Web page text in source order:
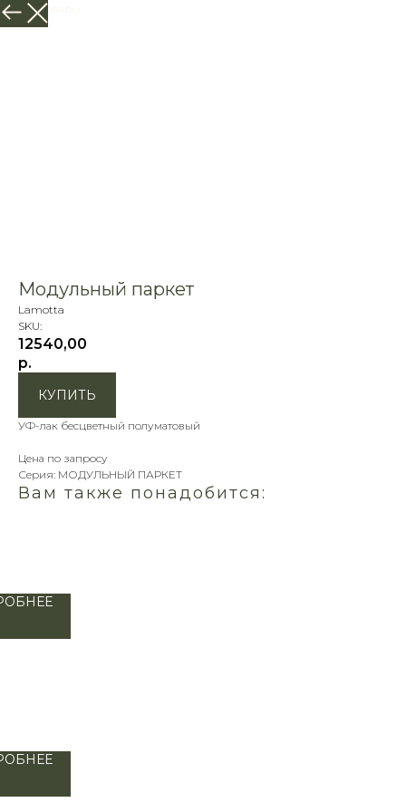
Другие товары
Модульный паркет
Lamotta
SKU:
12540,00
р.
КУПИТЬ
УФ-лак бесцветный полуматовый
Цена по запросу
Серия: МОДУЛЬНЫЙ ПАРКЕТ
Вам также понадобится: